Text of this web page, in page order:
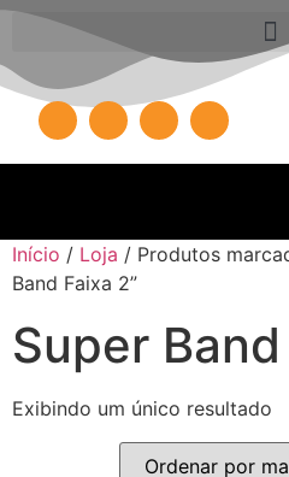
Início / Loja / Produtos
Band Faixa 2”
Super
Exibindo um único resultado